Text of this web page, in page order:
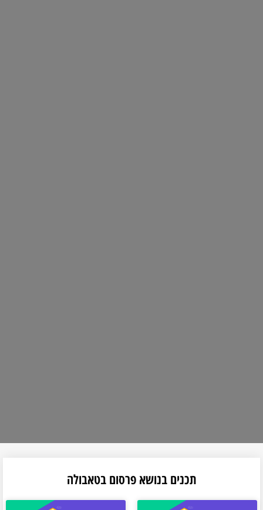
תכנים בנושא פרסום בטאבולה